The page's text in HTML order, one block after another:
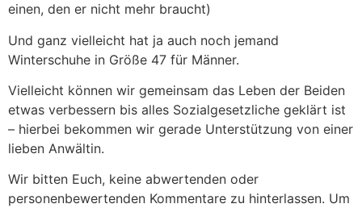
einen, den er nicht mehr braucht)
Und ganz vielleicht hat ja auch noch jemand
Winterschuhe in Größe 47 für Männer.
Vielleicht können wir gemeinsam das Leben der Beiden
etwas verbessern bis alles Sozialgesetzliche geklärt ist
– hierbei bekommen wir gerade Unterstützung von einer
lieben Anwältin.
Wir bitten Euch, keine abwertenden oder
personenbewertenden Kommentare zu hinterlassen. Um